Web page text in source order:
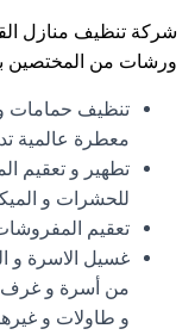
شركة تنظيف منازل
ورشات من المختصين
تنظيف حمامات و
معطرة عالمية
تطهير و تعقيم
للحشرات و
تعقيم
غسيل الاسرة و
من أسرة و غرف
و طاولات و